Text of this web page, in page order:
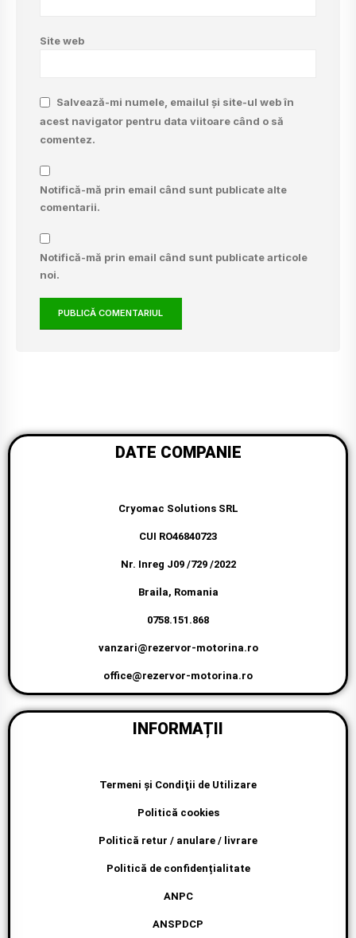
Site web
Salvează-mi numele, emailul și site-ul web în
acest navigator pentru data viitoare când o să
comentez.
Notifică-mă prin email când sunt publicate alte
comentarii.
Notifică-mă prin email când sunt publicate articole
noi.
DATE COMPANIE
Cryomac Solutions SRL
CUI RO46840723
Nr. Inreg J09 /729 /2022
Braila, Romania
0758.151.868
vanzari@rezervor-motorina.ro
office@rezervor-motorina.ro
INFORMAȚII
Termeni şi Condiţii de Utilizare
Politică cookies
Politică retur / anulare / livrare
Politică de confidențialitate
ANPC
ANSPDCP